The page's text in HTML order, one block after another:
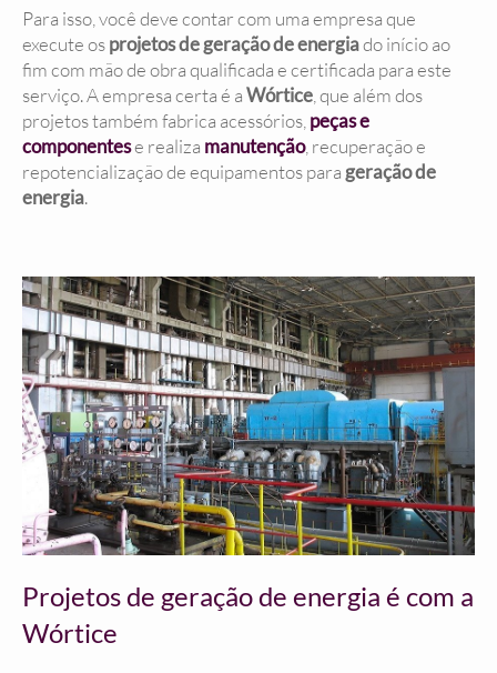
Para isso, você deve contar com uma empresa que
execute osprojetos de geração de energiado início ao
fim com mão de obra qualificada e certificada para este
serviço. A empresa certa é aWórtice , que além dos
projetos também fabrica acessórios, peças e
componentese realiza manutenção, recuperação e
repotencialização de equipamentos para geração de
energia.
Projetos de geração de energia é com a
Wórtice